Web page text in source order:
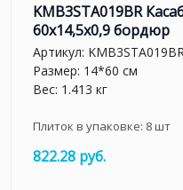
KMB3STA019BR
60x14,5x0,9 бордюр
Артикул:
Размер: 14*60 см
Вес: 1.413 кг
Плиток в упаковке: 8шт
822.28 руб.